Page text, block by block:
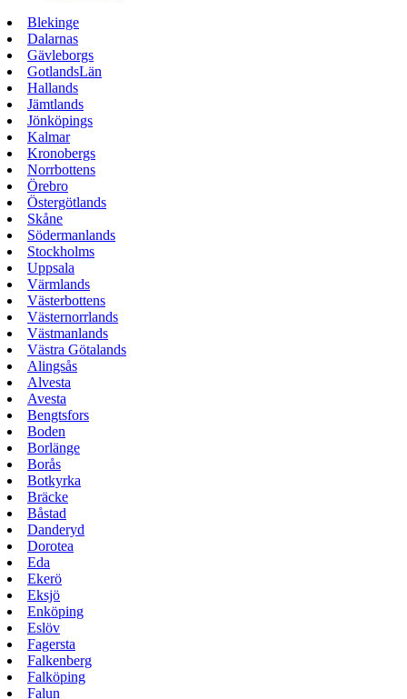
Blekinge
Dalarnas
Gävleborgs
GotlandsLän
Hallands
Jämtlands
Jönköpings
Kalmar
Kronobergs
Norrbottens
Örebro
Östergötlands
Skåne
Södermanlands
Stockholms
Uppsala
Värmlands
Västerbottens
Västernorrlands
Västmanlands
Västra Götalands
Alingsås
Alvesta
Avesta
Bengtsfors
Boden
Borlänge
Borås
Botkyrka
Bräcke
Båstad
Danderyd
Dorotea
Eda
Ekerö
Eksjö
Enköping
Eslöv
Fagersta
Falkenberg
Falköping
Falun